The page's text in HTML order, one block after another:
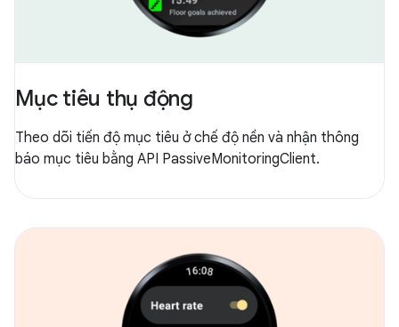
Mục tiêu thụ động
Theo dõi tiến độ mục tiêu ở chế độ nền và nhận thông
báo mục tiêu bằng API PassiveMonitoringClient.